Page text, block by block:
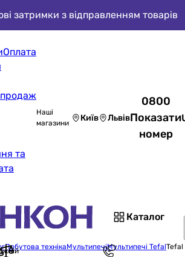
затримки з відправленням товарів
Оплата
та
Наші
магазини
Київ Львів
0800
Показати
номер
Каталог
Побутова технікаМультипечіМультипечі TefalTefal